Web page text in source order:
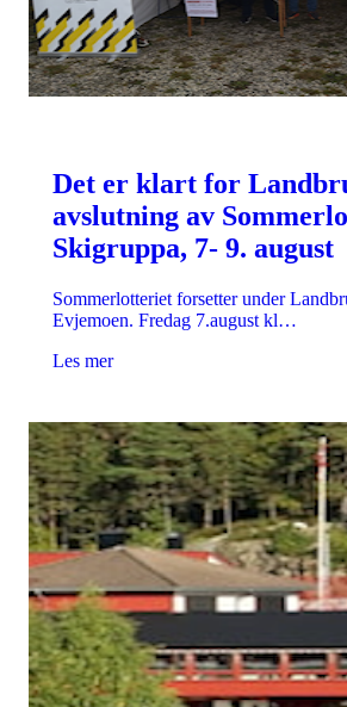
Det er klart for
avslutning av
Skigruppa, 7- 9. august
Sommerlotteriet forsetter under
Evjemoen. Fredag 7.august kl…
Les mer